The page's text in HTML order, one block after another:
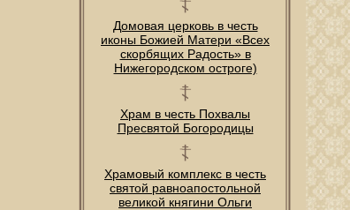
Домовая церковь в честь
иконы Божией Матери «Всех
скорбящих Радость» в
Нижегородском остроге)
Храм в честь Похвалы
Пресвятой Богородицы
Храмовый комплекс в честь
святой равноапостольной
великой княгини Ольги